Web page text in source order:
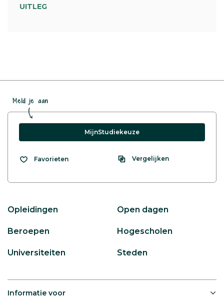
UITLEG
Meld je aan
MijnStudiekeuze
Favorieten Vergelijken
Opleidingen Open dagen
Beroepen Hogescholen
Universiteiten Steden
Informatie voor